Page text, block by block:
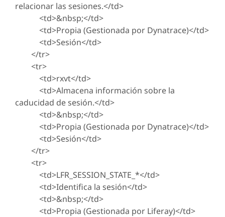
relacionar las sesiones.</td>
<td>&nbsp;</td>
<td>Propia (Gestionada por Dynatrace)</td>
<td>Sesión</td>
</tr>
<tr>
<td>rxvt</td>
<td>Almacena información sobre la
caducidad de sesión.</td>
<td>&nbsp;</td>
<td>Propia (Gestionada por Dynatrace)</td>
<td>Sesión</td>
</tr>
<tr>
<td>LFR_SESSION_STATE_*</td>
<td>Identifica la sesión</td>
<td>&nbsp;</td>
<td>Propia (Gestionada por Liferay)</td>